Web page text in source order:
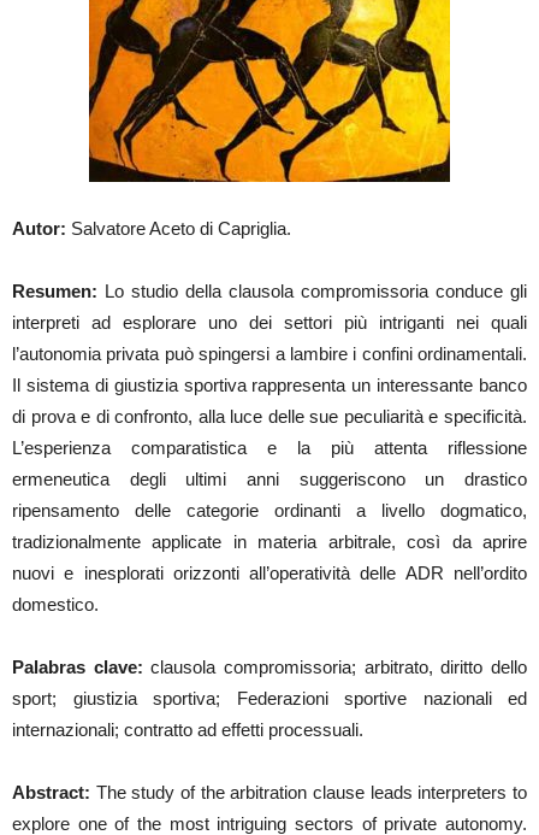
Autor: Salvatore Aceto di Capriglia.
Resumen: Lo studio della clausola compromissoria conduce gli
interpreti ad esplorare uno dei settori più intriganti nei quali
l’autonomia privata può spingersi a lambire i confini ordinamentali.
Il sistema di giustizia sportiva rappresenta un interessante banco
di prova e di confronto, alla luce delle sue peculiarità e specificità.
L’esperienza comparatistica e la più attenta riflessione
ermeneutica degli ultimi anni suggeriscono un drastico
ripensamento delle categorie ordinanti a livello dogmatico,
tradizionalmente applicate in materia arbitrale, così da aprire
nuovi e inesplorati orizzonti all’operatività delle ADR nell’ordito
domestico.
Palabras clave: clausola compromissoria; arbitrato, diritto dello
sport; giustizia sportiva; Federazioni sportive nazionali ed
internazionali; contratto ad effetti processuali.
Abstract: The study of the arbitration clause leads interpreters to
explore one of the most intriguing sectors of private autonomy.